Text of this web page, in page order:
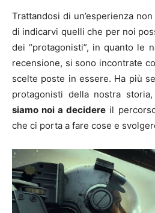
Trattandosi di un’esperienza
di indicarvi quelli che per noi
dei “protagonisti”, in quanto le
recensione, si sono incontrate
scelte poste in essere. Ha più
protagonisti della nostra
siamo noi a decidere il
che ci porta a fare cose e